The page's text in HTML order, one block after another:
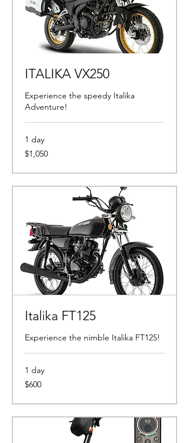
ITALIKA VX250
Experience the speedy Italika
Adventure!
1 day
1,050
pesos
$1,050
Italika FT125
Experience the nimble Italika FT125!
1 day
600
pesos
$600